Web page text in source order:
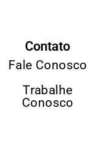
Contato
Fale Conosco
Trabalhe
Conosco